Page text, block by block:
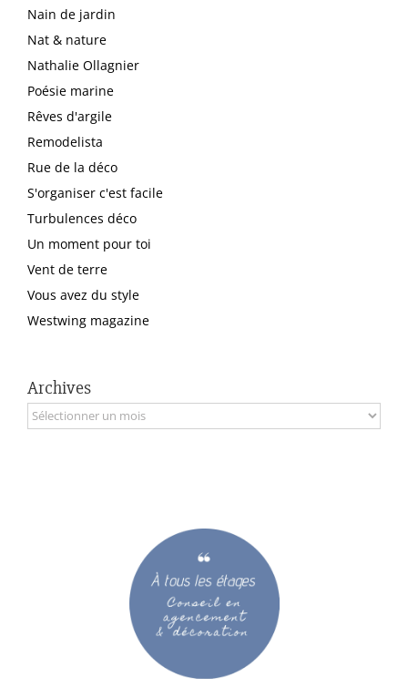
Nain de jardin
Nat & nature
Nathalie Ollagnier
Poésie marine
Rêves d'argile
Remodelista
Rue de la déco
S'organiser c'est facile
Turbulences déco
Un moment pour toi
Vent de terre
Vous avez du style
Westwing magazine
Archives
Archives